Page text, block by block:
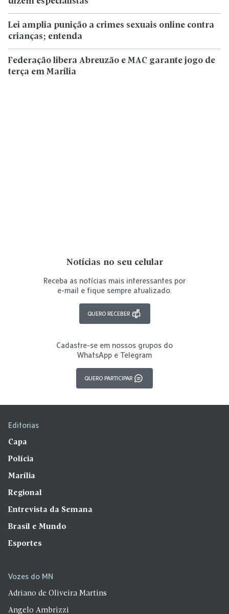
Lei amplia punição a crimes sexuais online contra
crianças; entenda
Federação libera Abreuzão e MAC garante jogo de
terça em Marília
Notícias no seu celular
Receba as notícias mais interessantes por
e-mail e fique sempre atualizado.
QUERO RECEBER
Cadastre-se em nossos grupos do
WhatsApp e Telegram
QUERO PARTICIPAR
Editorias
Capa
Polícia
Marília
Regional
Entrevista da Semana
Brasil e Mundo
Esportes
Vozes do MN
Adriano de Oliveira Martins
Angelo Ambrizzi